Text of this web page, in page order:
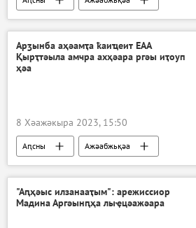
Арӡынба аҳәамҭа ҟаиҵеит ЕАА
Қырҭтәыла амчра ахҳәара ргәы иҭоуп
ҳәа
8 Хәажәкыра 2023, 15:50
Аԥсны
Ажәабжьқәа
Аԥсны АДәАР
Инал Арӡынба
"Аԥҳәыс илзанааҭым": арежиссиор
Мадина Аргәынԥҳа лыҿцәажәара